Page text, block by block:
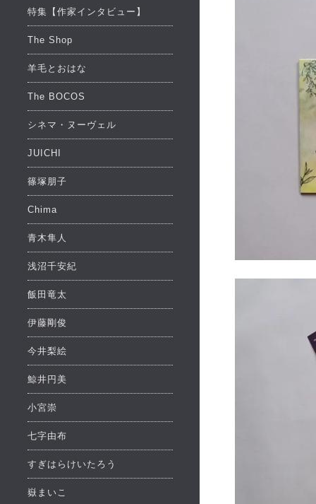
特集【作家インタビュー】
The Shop
羊毛とおはな
The BOCOS
シネマ・ヌーヴェル
JUICHI
篠塚朋子
Chima
青木隼人
浅沼千安紀
飯田竜太
伊藤剛俊
今井梨絵
鯨井円美
小宮崇
七字由布
すぎはらけいたろう
嶽まいこ